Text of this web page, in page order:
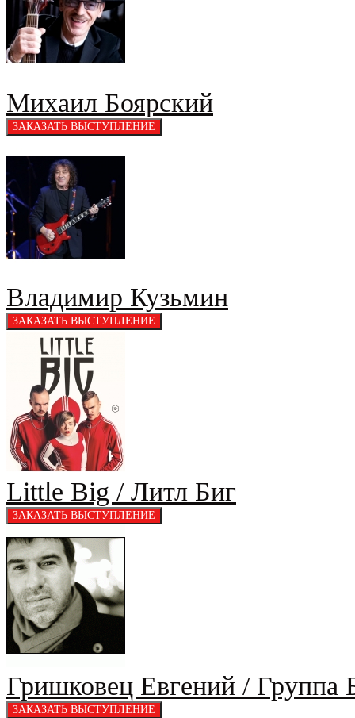
Михаил Боярский
Владимир Кузьмин
Little Big / Литл Биг
Гришковец Евгений / Группа